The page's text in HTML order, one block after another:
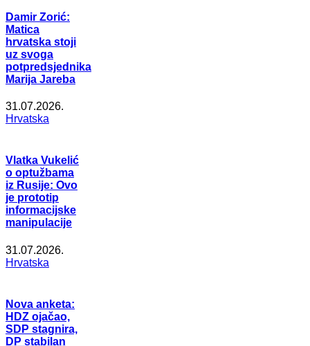
Damir Zorić:
Matica
hrvatska stoji
uz svoga
potpredsjednika
Marija Jareba
31.07.2026.
Hrvatska
Vlatka Vukelić
o optužbama
iz Rusije: Ovo
je prototip
informacijske
manipulacije
31.07.2026.
Hrvatska
Nova anketa:
HDZ ojačao,
SDP stagnira,
DP stabilan